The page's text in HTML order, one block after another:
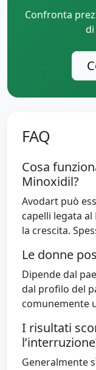
Confronta
FAQ
Cosa
Minoxidil?
Avodart può
capelli legata
la crescita.
Le donne
Dipende dal
dal profilo del
comunemente
I risultati
Generalmente